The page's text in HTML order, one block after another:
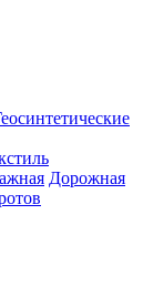
Дорожная